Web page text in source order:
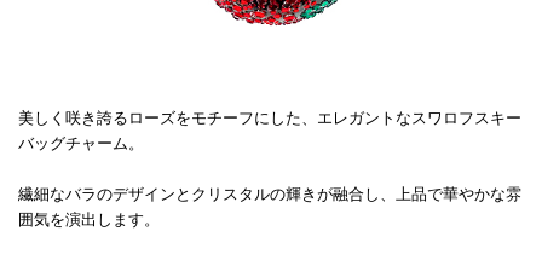
美しく咲き誇るローズをモチーフにした、エレガントなスワロフスキー
バッグチャーム。
繊細なバラのデザインとクリスタルの輝きが融合し、上品で華やかな雰
囲気を演出します。